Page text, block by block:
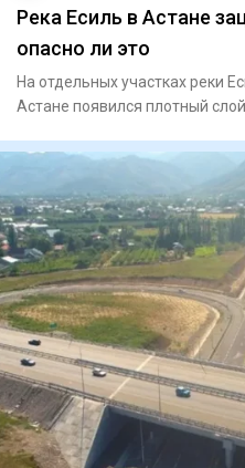
Река Есиль в Астане
опасно ли это
На отдельных участках реки
Астане появился плотный